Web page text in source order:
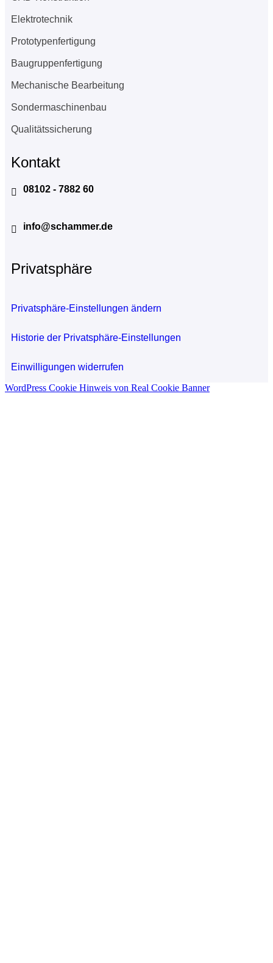
Elektrotechnik
Prototypenfertigung
Baugruppenfertigung
Mechanische Bearbeitung
Sondermaschinenbau
Qualitätssicherung
Kontakt
08102 - 7882 60
info@schammer.de
Privatsphäre
Privatsphäre-Einstellungen ändern
Historie der Privatsphäre-Einstellungen
Einwilligungen widerrufen
WordPress Cookie Hinweis von Real Cookie Banner